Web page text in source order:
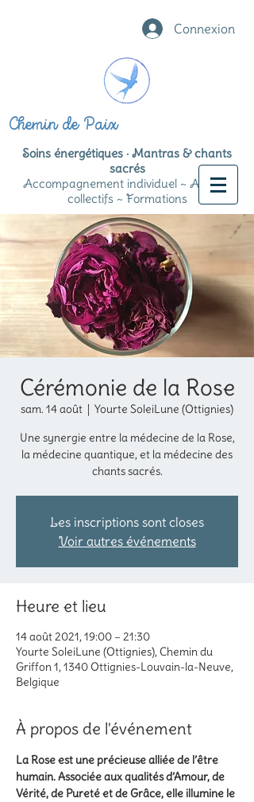
Connexion
Chemin de Paix
Soins énergétiques · Mantras & chants
sacrés
Accompagnement individuel ~ Ateliers
collectifs ~ Formations
Cérémonie de la Rose
sam. 14 août
  |
Yourte SoleiLune (Ottignies)
Une synergie entre la médecine de la Rose,
la médecine quantique, et la médecine des
chants sacrés.
Les inscriptions sont closes
Voir autres événements
Heure et lieu
14 août 2021, 19:00 – 21:30
Yourte SoleiLune (Ottignies), Chemin du
Griffon 1, 1340 Ottignies-Louvain-la-Neuve,
Belgique
À propos de l'événement
La Rose est une précieuse alliée de l’être
humain. Associée aux qualités d’Amour, de
Vérité, de Pureté et de Grâce, elle illumine le